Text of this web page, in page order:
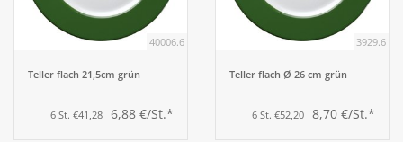
40006.6
Teller flach 21,5cm grün
6 St. €41,28 6,88 €/St.*
3929.6
Teller flach Ø 26 cm grün
6 St. €52,20 8,70 €/St.*